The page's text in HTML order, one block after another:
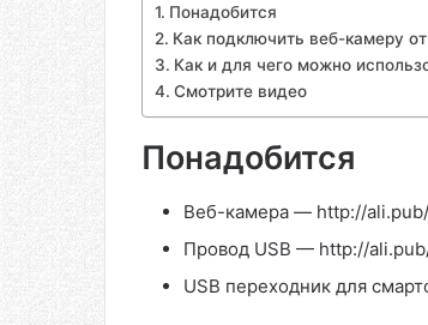
Понадобится
Как подключить веб-камеру
Как и для чего можно
Смотрите видео
Понадобится
Веб-камера — http://
Провод USB — http://
USB переходник для